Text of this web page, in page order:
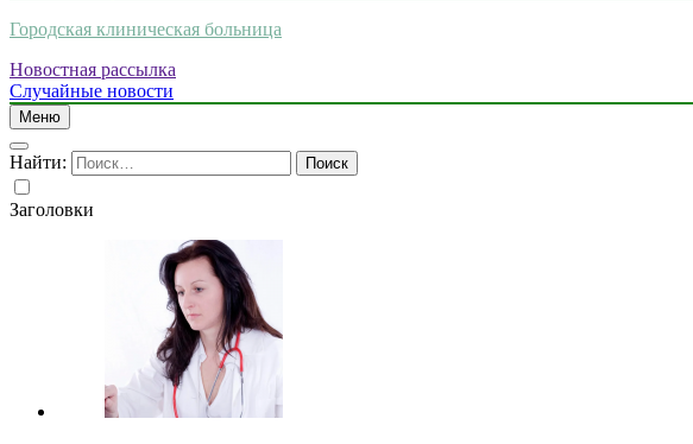
Городская клиническая больница
Новостная рассылка
Случайные новости
Меню
Найти:
Заголовки